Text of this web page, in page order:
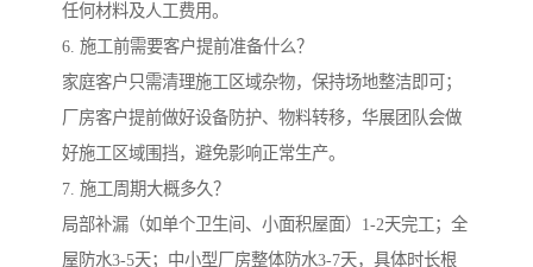
任何材料及人工费用。
6. 施工前需要客户提前准备什么？
家庭客户只需清理施工区域杂物，保持场地整洁即可；
厂房客户提前做好设备防护、物料转移，华展团队会做
好施工区域围挡，避免影响正常生产。
7. 施工周期大概多久？
局部补漏（如单个卫生间、小面积屋面）1-2天完工；全
屋防水3-5天；中小型厂房整体防水3-7天，具体时长根